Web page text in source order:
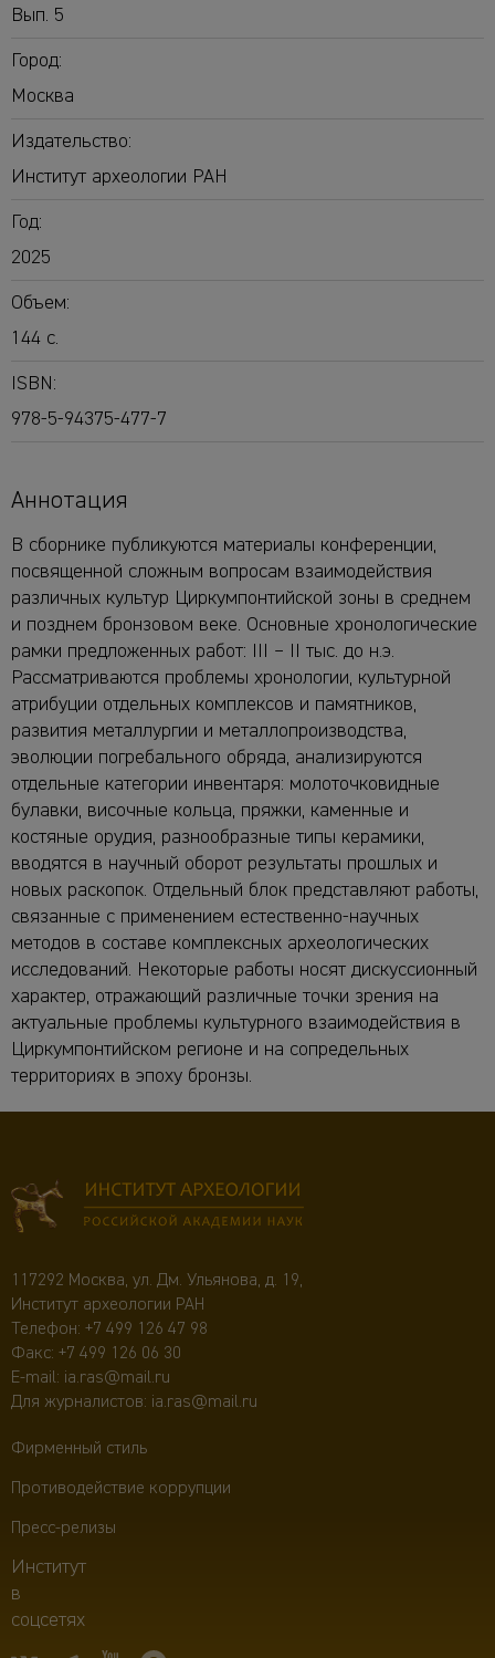
Вып. 5
Город:
Москва
Издательство:
Институт археологии РАН
Год:
2025
Объем:
144 с.
ISBN:
978-5-94375-477-7
Аннотация
В сборнике публикуются материалы конференции,
посвященной сложным вопросам взаимодействия
различных культур Циркумпонтийской зоны в среднем
и позднем бронзовом веке. Основные хронологические
рамки предложенных работ: III – II тыс. до н.э.
Рассматриваются проблемы хронологии, культурной
атрибуции отдельных комплексов и памятников,
развития металлургии и металлопроизводства,
эволюции погребального обряда, анализируются
отдельные категории инвентаря: молоточковидные
булавки, височные кольца, пряжки, каменные и
костяные орудия, разнообразные типы керамики,
вводятся в научный оборот результаты прошлых и
новых раскопок. Отдельный блок представляют работы,
связанные с применением естественно-научных
методов в составе комплексных археологических
исследований. Некоторые работы носят дискуссионный
характер, отражающий различные точки зрения на
актуальные проблемы культурного взаимодействия в
Циркумпонтийском регионе и на сопредельных
территориях в эпоху бронзы.
117292 Москва, ул. Дм. Ульянова, д. 19,
Институт археологии РАН
Телефон: +7 499 126 47 98
Факс: +7 499 126 06 30
E-mail: ia.ras@mail.ru
Для журналистов: ia.ras@mail.ru
Фирменный стиль
Противодействие коррупции
Пресс-релизы
Институт
в
соцсетях